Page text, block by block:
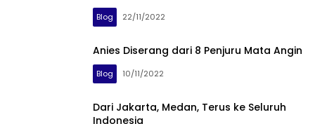
Blog 22/11/2022
Anies Diserang dari 8 Penjuru Mata Angin
Blog 10/11/2022
Dari Jakarta, Medan, Terus ke Seluruh
Indonesia